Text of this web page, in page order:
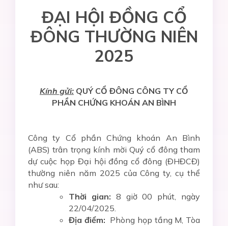
ĐẠI HỘI ĐỒNG CỔ
ĐÔNG THƯỜNG NIÊN
2025
Kính gửi: QUÝ CỔ ĐÔNG CÔNG TY CỔ
PHẦN CHỨNG KHOÁN AN BÌNH
Công ty Cổ phần Chứng khoán An Bình
(ABS) trân trọng kính mời Quý cổ đông tham
dự cuộc họp Đại hội đồng cổ đông (ĐHĐCĐ)
thường niên năm 2025 của Công ty, cụ thể
như sau:
Thời gian: 8 giờ 00 phút, ngày
22/04/2025.
Địa điểm: Phòng họp tầng M, Tòa